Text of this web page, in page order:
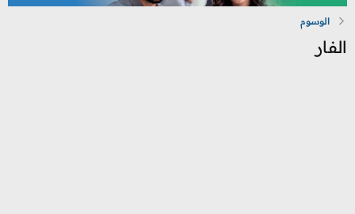
الوسوم
الفار